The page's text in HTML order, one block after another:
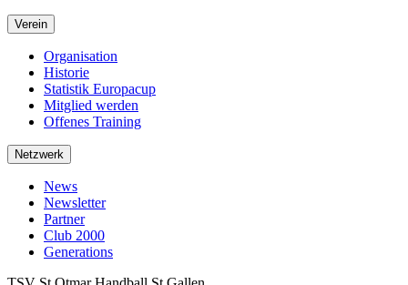
Verein
Organisation
Historie
Statistik Europacup
Mitglied werden
Offenes Training
Netzwerk
News
Newsletter
Partner
Club 2000
Generations